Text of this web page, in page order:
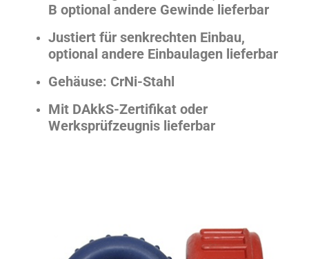
B optional andere Gewinde lieferbar
Justiert für senkrechten Einbau,
optional andere Einbaulagen lieferbar
Gehäuse: CrNi-Stahl
Mit DAkkS-Zertifikat oder
Werksprüfzeugnis lieferbar